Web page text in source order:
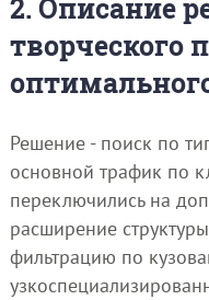
2. Описание
творческого
Решение - поиск по
основной трафик по
переключились на
расширение
фильтрацию по